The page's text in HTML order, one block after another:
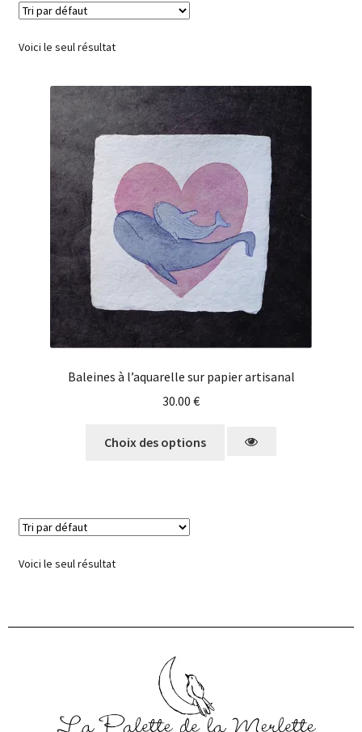
Voici le seul résultat
Baleines à l’aquarelle sur papier artisanal
30.00 €
Choix des options
Voici le seul résultat